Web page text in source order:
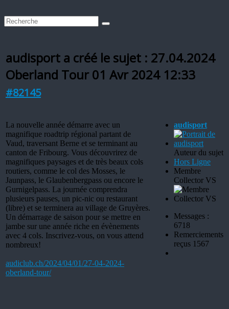
audisport a créé le sujet : 27.04.2024
Oberland Tour01 Avr 2024 12:33
#82145
La nouvelle année démarre avec un
magnifique roadtrip régional partant de
Vaud, traversant Berne et se terminant au
canton de Fribourg. Vous découvrirez de
magnifiques paysages et de très beaux cols
routiers, comme le col des Mosses, le
Jaunpass, le Glaubenbergpass ou encore le
Gurnigelpass. La journée comprendra
plusieurs pauses, un pic-nic ou restaurant
(libre) et se terminera au village de Gruyères.
Un démarrage de saison pour se mettre en
jambe sur une année riche en évènements
avec 4 cols. Inscrivez-vous, on vous attend
nombreux!
audiclub.ch/2024/04/01/27-04-2024-
oberland-tour/
audisport
Auteur du sujet
Hors Ligne
Membre
Collector VS
Messages :
6718
Remerciements
reçus 1567